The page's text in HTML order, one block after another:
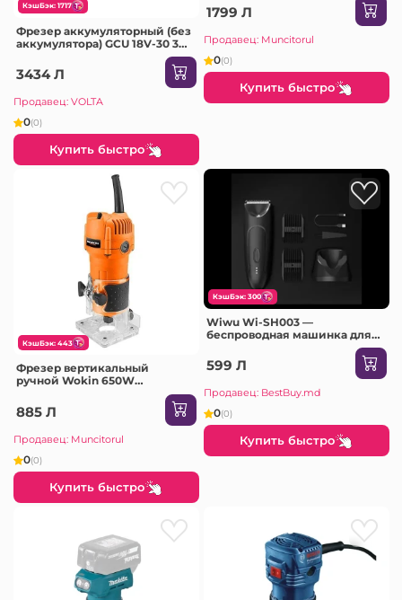
КэшБэк: 1717
Фрезер аккумуляторный (без
аккумулятора) GCU 18V-30 340
Вт 18 В 30000 об/мин Bosch
3434 Л
Продавец: VOLTA
0(0)
Купить быстро
1799 Л
Продавец: Muncitorul
0(0)
Купить быстро
КэшБэк: 443
Фрезер вертикальный
ручной Wokin 650W
885 Л
Продавец: Muncitorul
0(0)
Купить быстро
КэшБэк: 300
Wiwu Wi-SH003 —
беспроводная машинка для
599 Л
Продавец: BestBuy.md
0(0)
Купить быстро